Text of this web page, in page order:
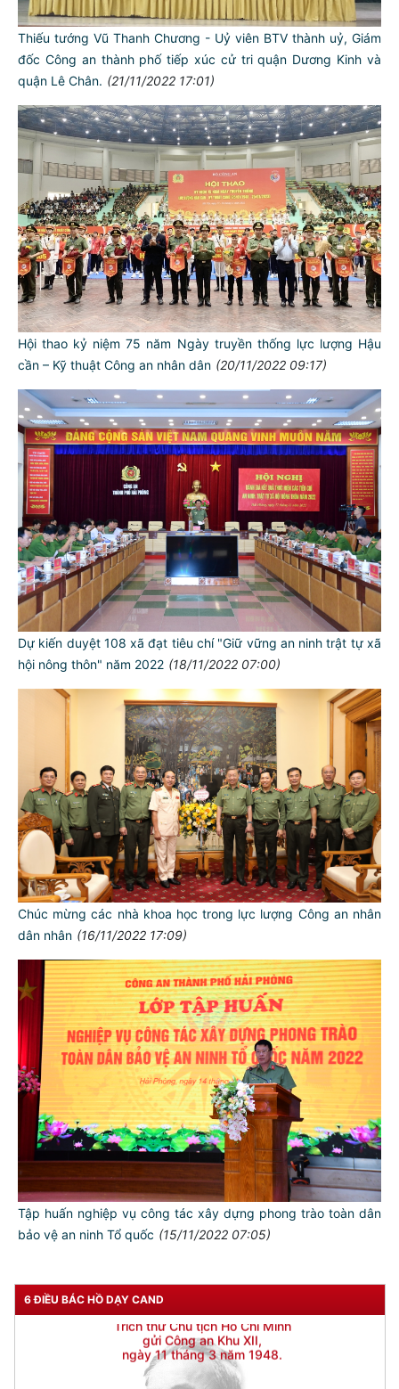
Thiếu tướng Vũ Thanh Chương - Uỷ viên BTV thành uỷ, Giám
đốc Công an thành phố tiếp xúc cử tri quận Dương Kinh và
quận Lê Chân. (21/11/2022 17:01)
Hội thao kỷ niệm 75 năm Ngày truyền thống lực lượng Hậu
cần – Kỹ thuật Công an nhân dân (20/11/2022 09:17)
Dự kiến duyệt 108 xã đạt tiêu chí "Giữ vững an ninh trật tự xã
hội nông thôn" năm 2022 (18/11/2022 07:00)
Chúc mừng các nhà khoa học trong lực lượng Công an nhân
dân nhân (16/11/2022 17:09)
Tập huấn nghiệp vụ công tác xây dựng phong trào toàn dân
bảo vệ an ninh Tổ quốc (15/11/2022 07:05)
6 ĐIỀU BÁC HỒ DẠY CAND